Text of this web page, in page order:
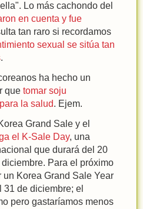
Lo más cachondo del
en cuenta y fue
tan raro si recordamos
sexual se sitúa tan
.
ha hecho un
que tomar soju
la salud. Ejem.
Grand Sale y el
el K-Sale Day, una
que durará del 20
Para el próximo
Korea Grand Sale Year
de diciembre; el
pero gastaríamos menos